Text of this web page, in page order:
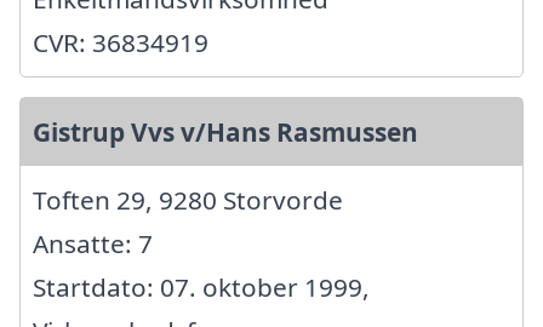
CVR: 36834919
Gistrup Vvs v/Hans Rasmussen
Toften 29, 9280 Storvorde
Ansatte: 7
Startdato: 07. oktober 1999,